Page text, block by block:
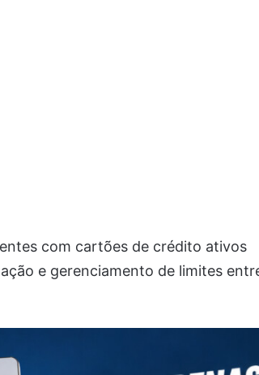
com cartões de crédito ativos
e gerenciamento de limites